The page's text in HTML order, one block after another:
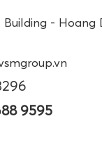
Building - Hoang
9595